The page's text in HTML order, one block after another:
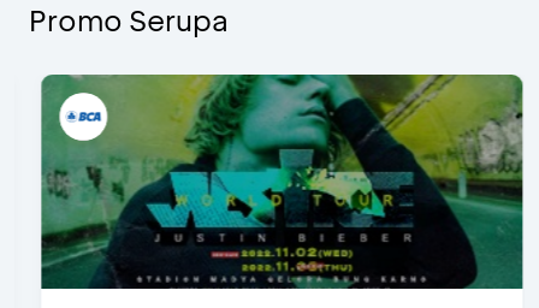
Promo Serupa